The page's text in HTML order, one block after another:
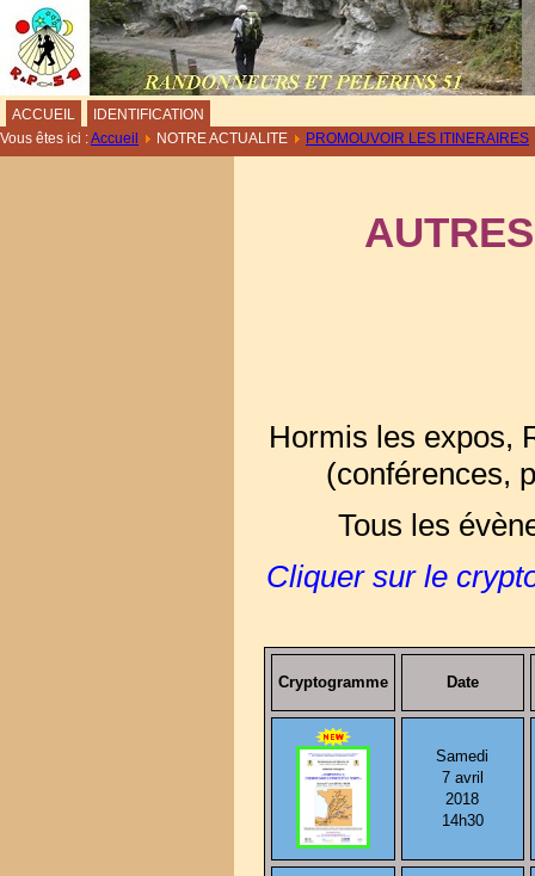
ACCUEIL
IDENTIFICATION
Vous êtes ici :Accueil NOTRE ACTUALITE PROMOUVOIR LES ITINERAIRES
Hormis les expos,
(conférences,
Tous les
Cliquer sur le
Cryptogramme Date
Samedi
7 avril
2018
14h30